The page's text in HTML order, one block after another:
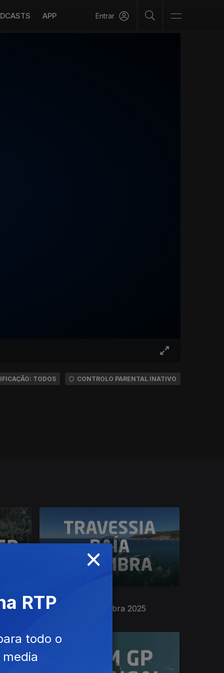
APP Entrar
TODOS CONTROLO PARENTAL INATIVO
08 out. 2025
Travessia de Sesimbra 2025
×
RTP
todo o